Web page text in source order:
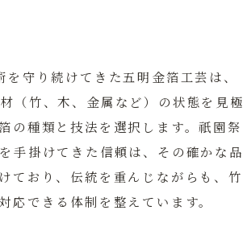
を守り続けてきた五明金箔工芸 は、
（竹、木、金属など）の状態を見極
の種類と技法を選択します。祇園祭
手掛けてきた信頼は、その確かな品
ており、伝統を重んじながらも、竹
できる体制を整えています。